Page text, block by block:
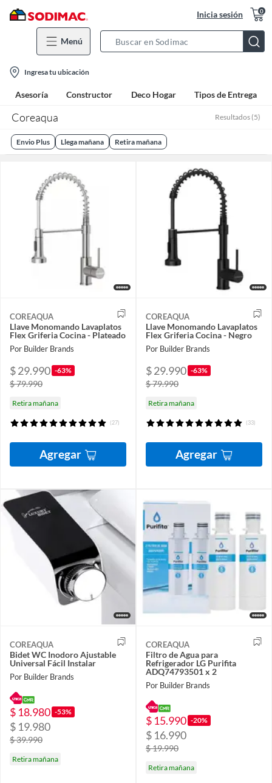
Inicia sesión 0
Menú
Bar
location-
icon
Ingresa tu ubicación
Asesoría Constructor Deco Hogar Tipos de Entrega
Coreaqua Resultados (5)
Envio Plus Llega mañana Retira mañana
COREAQUA
Llave Monomando Lavaplatos
Flex Griferia Cocina - Plateado
Por Builder Brands
$ 29.990 -63%
$ 79.990
Retira mañana
(27)
Agregar
COREAQUA
Llave Monomando Lavaplatos
Flex Griferia Cocina - Negro
Por Builder Brands
$ 29.990 -63%
$ 79.990
Retira mañana
(33)
Agregar
COREAQUA
Bidet WC Inodoro Ajustable
Universal Fácil Instalar
Por Builder Brands
$ 18.980 -53%
$ 19.980
$ 39.990
Retira mañana
COREAQUA
Filtro de Agua para
Refrigerador LG Purifita
ADQ74793501 x 2
Por Builder Brands
$ 15.990 -20%
$ 16.990
$ 19.990
Retira mañana